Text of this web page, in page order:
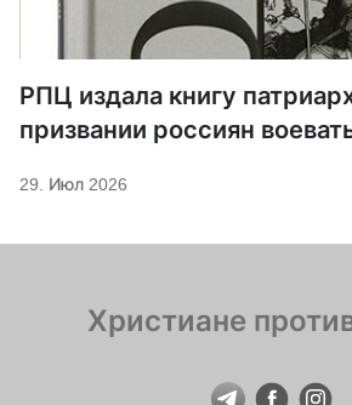
РПЦ издала книгу
призвании россиян
29. Июл 2026
Христиане